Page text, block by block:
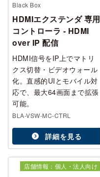
Black Box
HDMIエクステンダ 専用
コントローラ - HDMI
over IP 配信
HDMI信号をIP上でマトリ
クス切替・ビデオウォール
化。直感的UIとモバイル対
応で、最大64画面まで拡張
可能。
BLA-VSW-MC-CTRL
詳細を見る
店舗情報：個人・法人向け